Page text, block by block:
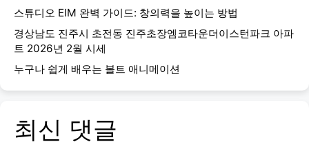
스튜디오 EIM 완벽 가이드: 창의력을 높이는 방법
경상남도 진주시 초전동 진주초장엠코타운더이스턴파크 아파
트 2026년 2월 시세
누구나 쉽게 배우는 볼트 애니메이션
최신 댓글